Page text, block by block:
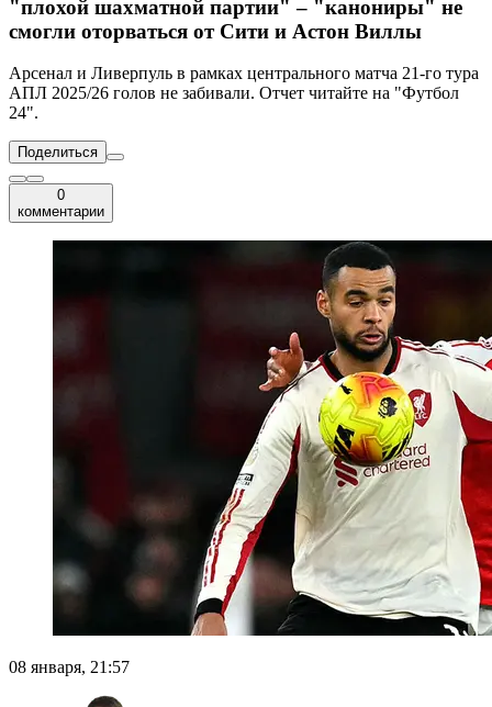
"плохой шахматной партии" – "канониры" не
смогли оторваться от Сити и Астон Виллы
Арсенал и Ливерпуль в рамках центрального матча 21-го тура
АПЛ 2025/26 голов не забивали. Отчет читайте на "Футбол
24".
Поделиться
0
комментарии
08 января, 21:57